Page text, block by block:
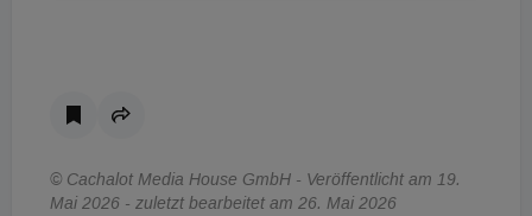
© Cachalot Media House GmbH - Veröffentlicht am 19.
Mai 2026 - zuletzt bearbeitet am 26. Mai 2026